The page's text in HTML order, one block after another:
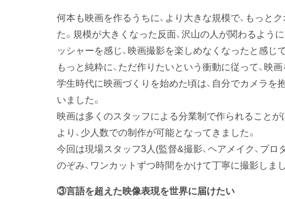
何本も映画を作るうちに、より大きな規模で、もっと
た。規模が大きくなった反面、沢山の人が関わるよう
ッシャーを感じ、映画撮影を楽しめなくなったと感じ
もっと純粋に、ただ作りたいという衝動に従って、映画
学生時代に映画づくりを始めた頃は、自分でカメラを
いました。
映画は多くのスタッフによる分業制で作られること
より、少人数での制作が可能となってきました。
今回は現場スタッフ3人(監督&撮影、ヘアメイク、プ
のぞみ、ワンカットずつ時間をかけて丁寧に撮影しまし
③言語を超えた映像表現を世界に届けたい